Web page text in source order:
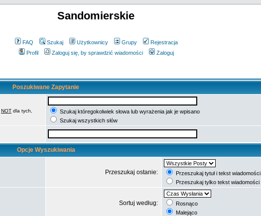
Sandomierskie
FAQ Szukaj Użytkownicy Grupy
Rejestracja
Profil
Zaloguj się, by sprawdzić wiadomości Zaloguj
Poszukiwane Zapytanie
NOT dla tych,
Szukaj któregokolwiek słowa lub wyrażenia jak je wpisano
Szukaj wszystkich słów
Opcje Wyszukiwania
Przeszukaj ostanie:
Przeszukaj tytuł i tekst wiadomości
Przeszukaj tylko tekst wiadomości
Sortuj według:
Rosnąco
Malejąco